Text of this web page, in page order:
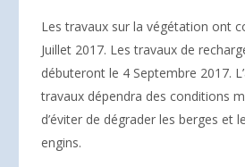
Les travaux sur la végétation ont
Juillet 2017. Les travaux de
débuteront le 4 Septembre 2017.
travaux dépendra des conditions
d’éviter de dégrader les berges et
engins.